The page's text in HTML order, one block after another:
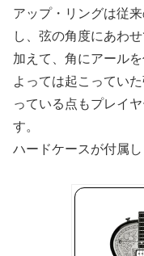
アップ・リングは従
し、弦の角度にあわ
加えて、角にアール
よっては起こってい
っている点もプレイ
す。
ハードケースが付属し